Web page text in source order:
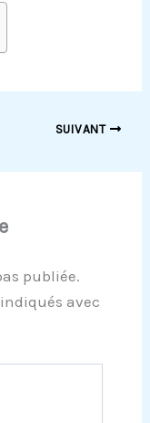
SUIVANT
publiée.
avec